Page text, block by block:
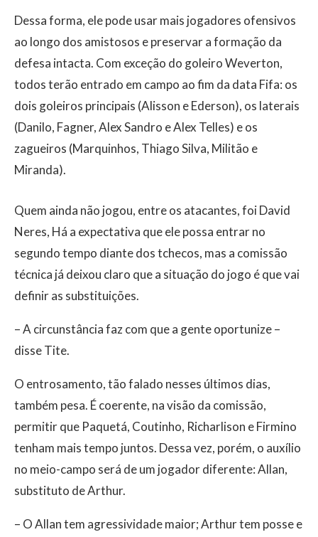
Dessa forma, ele pode usar mais jogadores ofensivos
ao longo dos amistosos e preservar a formação da
defesa intacta. Com exceção do goleiro Weverton,
todos terão entrado em campo ao fim da data Fifa: os
dois goleiros principais (Alisson e Ederson), os laterais
(Danilo, Fagner, Alex Sandro e Alex Telles) e os
zagueiros (Marquinhos, Thiago Silva, Militão e
Miranda).
Quem ainda não jogou, entre os atacantes, foi David
Neres, Há a expectativa que ele possa entrar no
segundo tempo diante dos tchecos, mas a comissão
técnica já deixou claro que a situação do jogo é que vai
definir as substituições.
– A circunstância faz com que a gente oportunize –
disse Tite.
O entrosamento, tão falado nesses últimos dias,
também pesa. É coerente, na visão da comissão,
permitir que Paquetá, Coutinho, Richarlison e Firmino
tenham mais tempo juntos. Dessa vez, porém, o auxílio
no meio-campo será de um jogador diferente: Allan,
substituto de Arthur.
– O Allan tem agressividade maior; Arthur tem posse e